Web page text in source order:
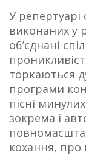
У репертуарі
виконаних у
об’єднані
торкаються
програми
пісні
зокрема і
кохання, про